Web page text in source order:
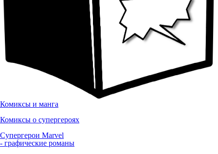
Комиксы и манга
Комиксы о супергероях
Супергерои Marvel
- графические романы